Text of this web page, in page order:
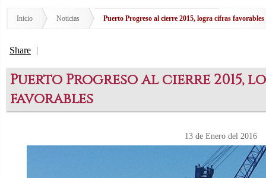
Inicio Noticias Puerto Progreso al cierre 2015, logra cifras favorables
Share |
Puerto Progreso al cierre 2015,
favorables
13 de Enero del 2016